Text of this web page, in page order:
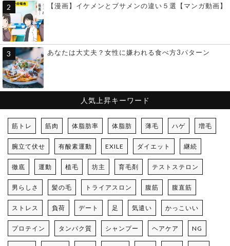
【漫画】イケメンとブサメンの違い５選【マンガ動画】
あなたは大丈夫？女性に嫌われる食べ方3パターン
人気上昇キーワード
筋トレ 筋肉 体脂肪率 体脂肪 薄毛 ハゲ 増毛
腕立て伏せ 有酸素運動 EXILE ダイエット 継続
徹底 運動 植毛 坊主 育毛剤 テストステロン
男らしさ 髪の毛 トライアスロン 腹筋 腹直筋
ストレス 負荷 デート 足 気遣い かっこいい
プロテイン タンパク質 シャンプー ヘアケア NG